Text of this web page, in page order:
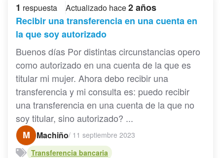
1 respuesta Actualizado hace2 años
Recibir una transferencia en una cuenta en
la que soy autorizado
Buenos días Por distintas circunstancias opero
como autorizado en una cuenta de la que es
titular mi mujer. Ahora debo recibir una
transferencia y mi consulta es: puedo recibir
una transferencia en una cuenta de la que no
soy titular, sino autorizado? ...
M
Machiño/ 11 septiembre 2023
Transferencia bancaria